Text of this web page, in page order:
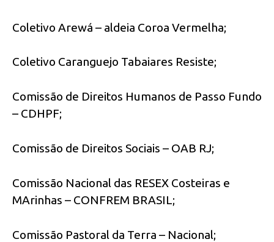
Coletivo Arewá – aldeia Coroa Vermelha;
Coletivo Caranguejo Tabaiares Resiste;
Comissão de Direitos Humanos de Passo Fundo
– CDHPF;
Comissão de Direitos Sociais – OAB RJ;
Comissão Nacional das RESEX Costeiras e
MArinhas – CONFREM BRASIL;
Comissão Pastoral da Terra – Nacional;